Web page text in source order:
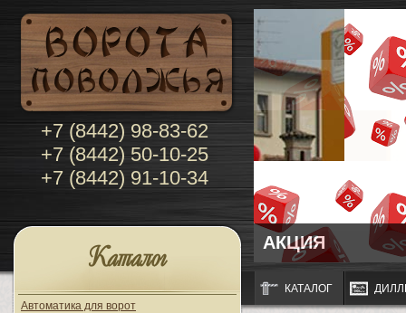
+7 (8442) 98-83-62
+7 (8442) 50-10-25
+7 (8442) 91-10-34
АКЦИЯ
Каталог
Автоматика для ворот
КАТАЛОГ